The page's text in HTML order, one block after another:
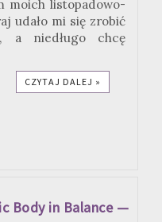
moich listopadowo-
udało mi się zrobić
a niedługo chcę
CZYTAJ DALEJ »
Body in Balance —